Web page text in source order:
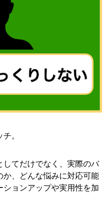
。
てだけでなく、実際のバ
か、どんな悩みに対応可能
ョンアップや実用性を加